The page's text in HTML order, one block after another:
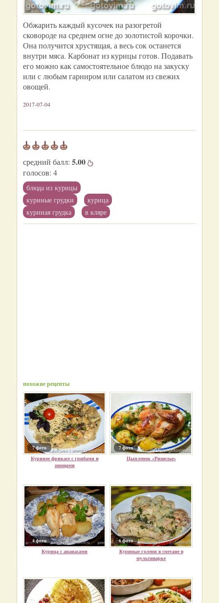
Обжарить каждый кусочек на разогретой
сковороде на среднем огне до золотистой корочки.
Она получится хрустящая, а весь сок останется
внутри мяса. Карбонат из курицы готов. Подавать
его можно как самостоятельное блюдо на закуску
или с любым гарниром или салатом из свежих
овощей.
2017-07-04
средний балл: 5.00
голосов: 4
блюда из курицы
куриные грудки
курица
куриная грудка
в кляре
похожие рецепты
7 фото
Куриное фрикасе с грибами и
овощами
7 фото
Цыпленок «Ришелье»
4 фото
Курица с ананасами
6 фото
Куриные голени в сметане в
мультиварке